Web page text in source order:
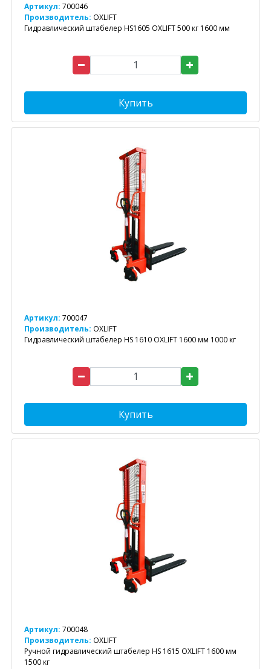
Артикул: 700046
Производитель: OXLIFT
Гидравлический штабелер HS1605 OXLIFT 500 кг 1600 мм
Купить
Артикул: 700047
Производитель: OXLIFT
Гидравлический штабелер HS 1610 OXLIFT 1600 мм 1000 кг
Купить
Артикул: 700048
Производитель: OXLIFT
Ручной гидравлический штабелер HS 1615 OXLIFT 1600 мм
1500 кг